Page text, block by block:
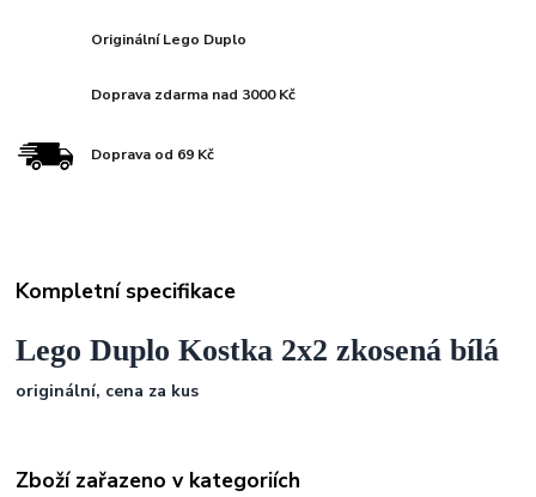
Originální Lego Duplo
Doprava zdarma nad 3000 Kč
Doprava od 69 Kč
Kompletní specifikace
Lego Duplo Kostka 2x2 zkosená bílá
originální, cena za kus
Zboží zařazeno v kategoriích